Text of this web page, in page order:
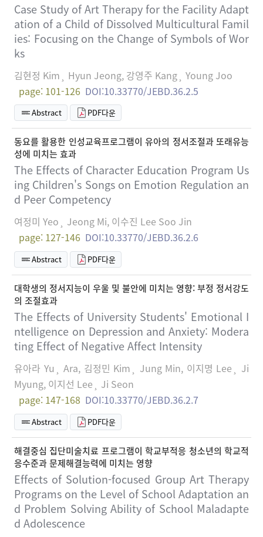
Case Study of Art Therapy for the Facility Adapt
ation of a Child of Dissolved Multicultural Famil
ies: Focusing on the Change of Symbols of Wor
ks
김현정 Kim¸ Hyun Jeong, 강영주 Kang¸ Young Joo
page: 101-126 DOI:10.33770/JEBD.36.2.5
Abstract PDF다운
동요를 활용한 인성교육프로그램이 유아의 정서조절과 또래유능
성에 미치는 효과
The Effects of Character Education Program Us
ing Children's Songs on Emotion Regulation an
d Peer Competency
여정미 Yeo¸ Jeong Mi, 이수진 Lee Soo Jin
page: 127-146 DOI:10.33770/JEBD.36.2.6
Abstract PDF다운
대학생의 정서지능이 우울 및 불안에 미치는 영향: 부정 정서강도
의 조절효과
The Effects of University Students' Emotional I
ntelligence on Depression and Anxiety: Modera
ting Effect of Negative Affect Intensity
유아라 Yu¸ Ara, 김정민 Kim¸ Jung Min, 이지명 Lee¸ Ji
Myung, 이지선 Lee¸ Ji Seon
page: 147-168 DOI:10.33770/JEBD.36.2.7
Abstract PDF다운
해결중심 집단미술치료 프로그램이 학교부적응 청소년의 학교적
응수준과 문제해결능력에 미치는 영향
Effects of Solution-focused Group Art Therapy
Programs on the Level of School Adaptation an
d Problem Solving Ability of School Maladapte
d Adolescence